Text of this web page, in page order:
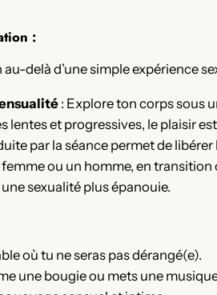
:
delà d’une simple expérience
: Explore ton corps sous
lentes et progressives, le plaisir
par la séance permet de
ou un homme, en transition
sexualité plus épanouie.
où tu ne seras pas dérangé(e).
une bougie ou mets une